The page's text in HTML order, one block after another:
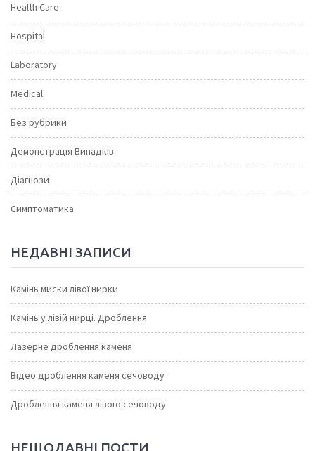
Health Care
Hospital
Laboratory
Medical
Без рубрики
Демонстрація Випадків
Діагнози
Симптоматика
НЕДАВНІ ЗАПИСИ
Камінь миски лівої нирки
Камінь у лівій нирці. Дроблення
Лазерне дроблення каменя
Відео дроблення каменя сечоводу
Дроблення каменя лівого сечоводу
НЕЩОДАВНІ ПОСТИ